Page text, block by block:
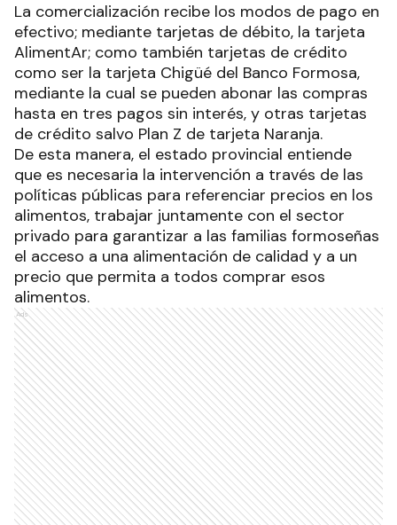
La comercialización recibe los modos de pago en
efectivo; mediante tarjetas de débito, la tarjeta
AlimentAr; como también tarjetas de crédito
como ser la tarjeta Chigüé del Banco Formosa,
mediante la cual se pueden abonar las compras
hasta en tres pagos sin interés, y otras tarjetas
de crédito salvo Plan Z de tarjeta Naranja.
De esta manera, el estado provincial entiende
que es necesaria la intervención a través de las
políticas públicas para referenciar precios en los
alimentos, trabajar juntamente con el sector
privado para garantizar a las familias formoseñas
el acceso a una alimentación de calidad y a un
precio que permita a todos comprar esos
alimentos.
Ads